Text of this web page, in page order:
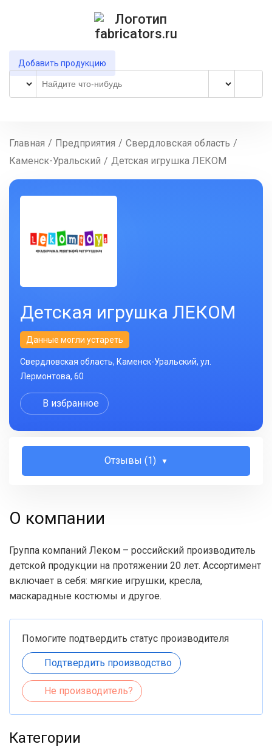
Добавить продукцию
Главная / Предприятия / Свердловская область /
Каменск-Уральский / Детская игрушка ЛЕКОМ
Детская игрушка ЛЕКОМ
Данные могли устареть
Свердловская область, Каменск-Уральский, ул.
Лермонтова, 60
В избранное
Отзывы (1)
О компании
Группа компаний Леком – российский производитель
детской продукции на протяжении 20 лет. Ассортимент
включает в себя: мягкие игрушки, кресла,
маскарадные костюмы и другое.
Помогите подтвердить статус производителя
Подтвердить производство
Не производитель?
Категории